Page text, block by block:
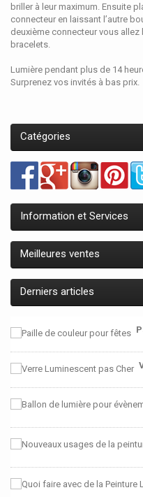
briller à leur maximum. Ensuite
connecteur en laissant l’autre
deuxième connecteur vous
bracelets.
Lumière pendant plus de 14
Surprenez vos invités à bas prix.
Catégories
Information et Services
Meilleures ventes
Derniers articles